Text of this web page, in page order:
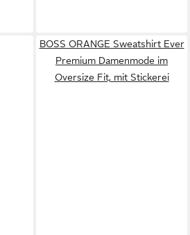
BOSS ORANGE Sweatshirt Ever
Premium Damenmode im
Oversize Fit, mit Stickerei